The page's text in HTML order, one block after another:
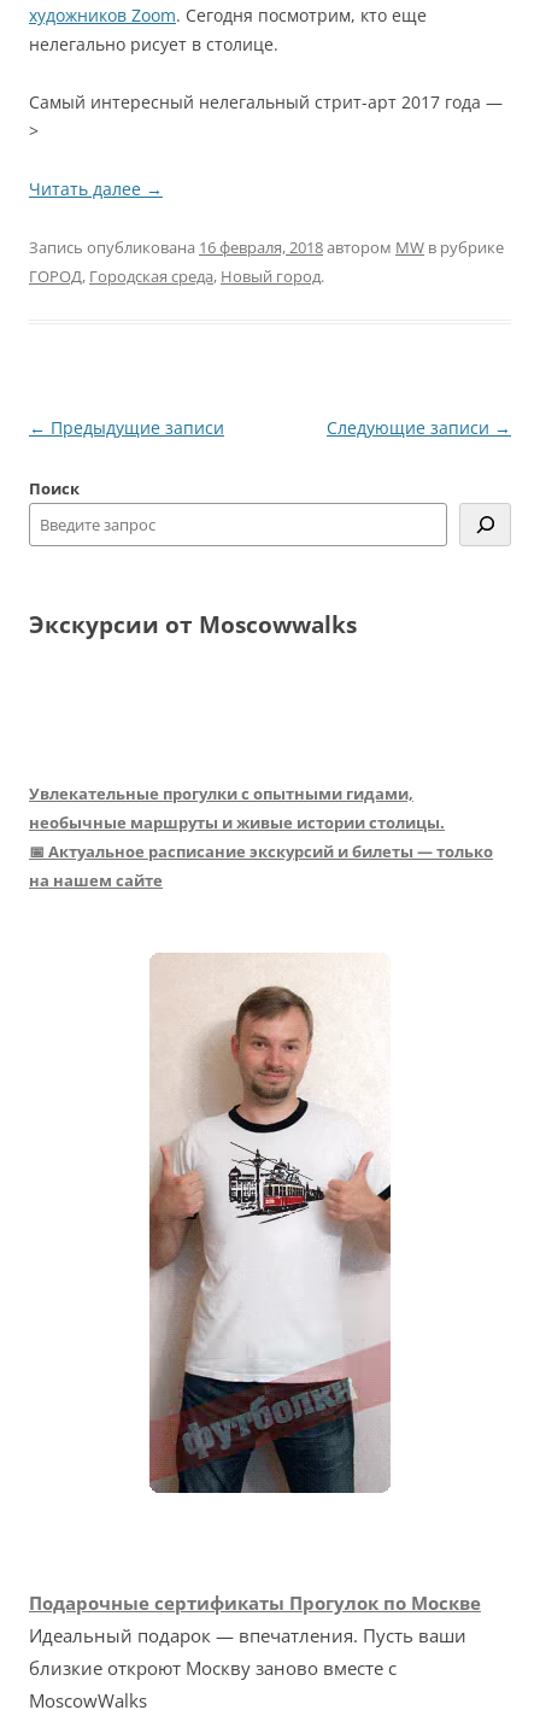
художников Zoom. Сегодня посмотрим, кто еще
нелегально рисует в столице.
Самый интересный нелегальный стрит-арт 2017 года —
>
Читать далее →
Запись опубликована 16 февраля, 2018автором MW в рубрике
ГОРОД, Городская среда, Новый город.
Навигация
записям
← Предыдущие записи Следующие записи →
Поиск
Экскурсии от Moscowwalks
Увлекательные прогулки с опытными гидами,
необычные маршруты и живые истории столицы.
📅 Актуальное расписание экскурсий и билеты — только
на нашем сайте
Подарочные сертификаты Прогулок по Москве
Идеальный подарок — впечатления. Пусть ваши
близкие откроют Москву заново вместе с
MoscowWalks